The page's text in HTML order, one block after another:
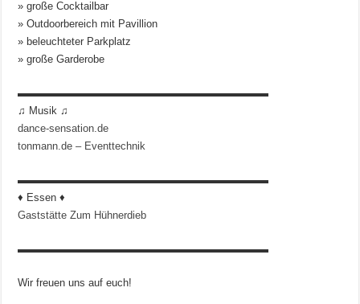
» große Cocktailbar
» Outdoorbereich mit Pavillion
» beleuchteter Parkplatz
» große Garderobe
▬▬▬▬▬▬▬▬▬▬▬▬▬▬▬▬▬▬▬▬▬▬▬▬
♫ Musik ♫
dance-sensation.de
tonmann.de – Eventtechnik
▬▬▬▬▬▬▬▬▬▬▬▬▬▬▬▬▬▬▬▬▬▬▬▬
♦ Essen ♦
Gaststätte Zum Hühnerdieb
▬▬▬▬▬▬▬▬▬▬▬▬▬▬▬▬▬▬▬▬▬▬▬▬
Wir freuen uns auf euch!